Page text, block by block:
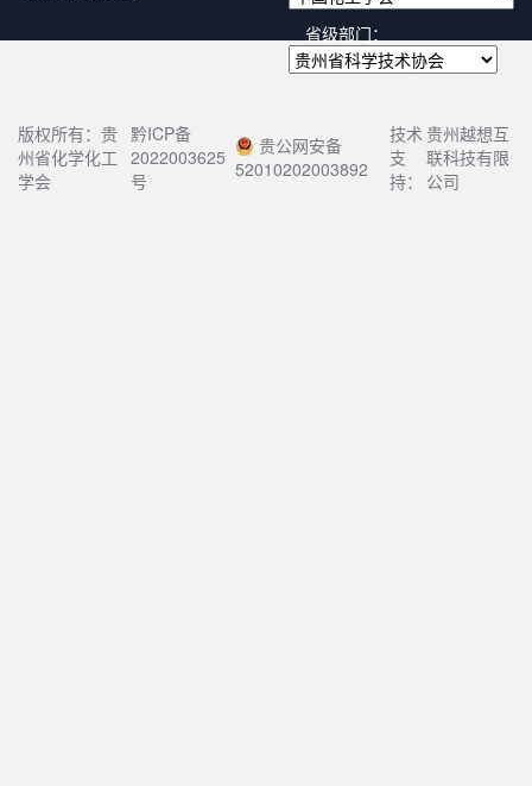
省级部门：
版权所有：贵
州省化学化工
学会
黔ICP备
2022003625
号
贵公网安备
52010202003892
技术
支
持：
贵州越想互
联科技有限
公司